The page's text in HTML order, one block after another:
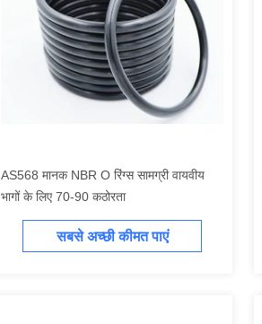
AS568 मानक NBR O रिंग्स सामग्री वायवीय
भागों के लिए 70-90 कठोरता
सबसे अच्छी कीमत पाएं